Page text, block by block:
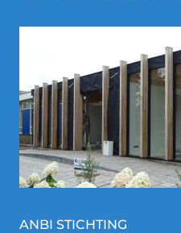
ANBI STICHTING